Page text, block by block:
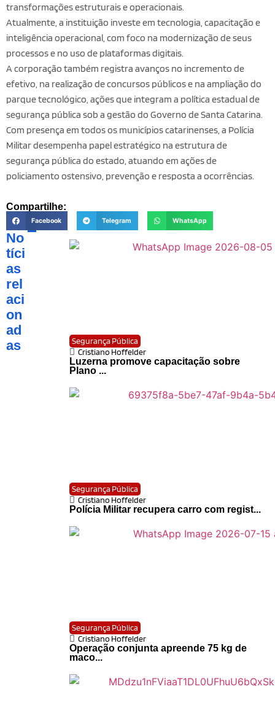
transformações estruturais e operacionais.
Atualmente, a instituição investe em tecnologia, capacitação e
inteligência operacional, com foco na modernização de seus
processos e no uso de plataformas digitais.
A corporação também registra avanços no incremento de
efetivo, na realização de concursos públicos e na ampliação do
parque tecnológico, ações que integram a política estadual de
segurança pública sob a gestão do Governo de Santa Catarina.
Com presença em todos os municípios catarinenses, a Polícia
Militar desempenha papel estratégico na estrutura de
segurança pública do estado, atuando em ações de
policiamento ostensivo, prevenção e resposta a ocorrências.
Compartilhe:
Facebook Telegram WhatsApp
No
tíci
as
rel
aci
on
ad
as
Segurança Pública
Cristiano Hoffelder
Luzerna promove capacitação sobre
Plano ...
Segurança Pública
Cristiano Hoffelder
Polícia Militar recupera carro com regist...
Segurança Pública
Cristiano Hoffelder
Operação conjunta apreende 75 kg de
maco...